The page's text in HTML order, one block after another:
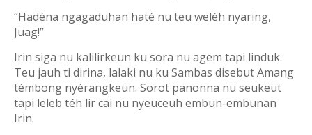
“Hadéna ngagaduhan haté nu teu weléh nyaring,
Juag!”
Irin siga nu kalilirkeun ku sora nu agem tapi linduk.
Teu jauh ti dirina, lalaki nu ku Sambas disebut Amang
témbong nyérangkeun. Sorot panonna nu seukeut
tapi leleb téh lir cai nu nyeuceuh embun-embunan
Irin.